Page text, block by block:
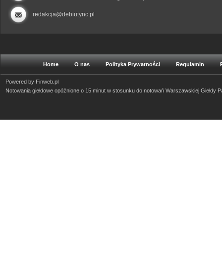
redakcja@debiutync.pl
Home O nas Polityka Prywatności Regulamin
Powered by Finweb.pl
Notowania giełdowe opóźnione o 15 minut w stosunku do notowań Warszawskiej Giełdy